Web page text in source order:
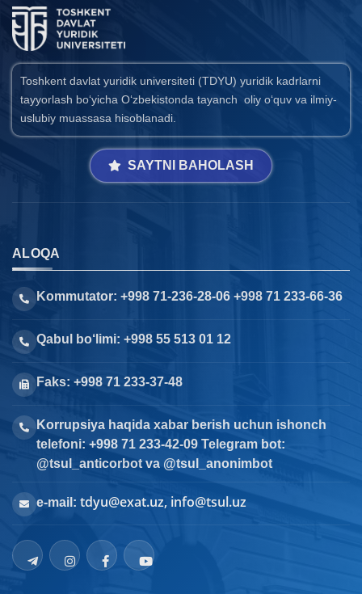
Toshkent davlat yuridik universiteti (TDYU) yuridik kadrlarni
tayyorlash bo‘yicha O‘zbekistonda tayanch oliy o‘quv va ilmiy-
uslubiy muassasa hisoblanadi.
SAYTNI BAHOLASH
ALOQA
Kommutator: +998 71-236-28-06 +998 71 233-66-36
Qabul bo‘limi: +998 55 513 01 12
Faks: +998 71 233-37-48
Korrupsiya haqida xabar berish uchun ishonch
telefoni: +998 71 233-42-09 Telegram bot:
@tsul_anticorbot va @tsul_anonimbot
e-mail: tdyu@exat.uz, info@tsul.uz